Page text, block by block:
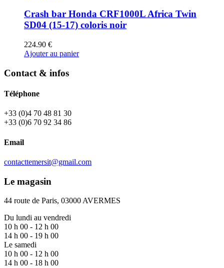
Crash bar Honda CRF1000L Africa Twin
SD04 (15-17) coloris noir
224.90 €
Ajouter au panier
Contact & infos
Téléphone
+33 (0)4 70 48 81 30
+33 (0)6 70 92 34 86
Email
contacttemersit@gmail.com
Le magasin
44 route de Paris, 03000 AVERMES
Du lundi au vendredi
10 h 00 - 12 h 00
14 h 00 - 19 h 00
Le samedi
10 h 00 - 12 h 00
14 h 00 - 18 h 00